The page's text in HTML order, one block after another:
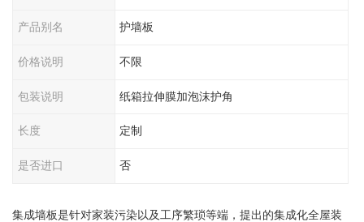
产品别名 护墙板
价格说明 不限
包装说明 纸箱拉伸膜加泡沫护角
长度 定制
是否进口 否
集成墙板是针对家装污染以及工序繁琐等端，提出的集成化全屋装